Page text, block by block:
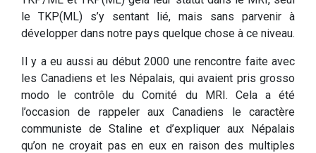
le TKP(ML) s’y sentant lié, mais sans parvenir à
développer dans notre pays quelque chose à ce niveau.
Il y a eu aussi au début 2000 une rencontre faite avec
les Canadiens et les Népalais, qui avaient pris grosso
modo le contrôle du Comité du MRI. Cela a été
l’occasion de rappeler aux Canadiens le caractère
communiste de Staline et d’expliquer aux Népalais
qu’on ne croyait pas en eux en raison des multiples